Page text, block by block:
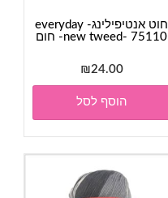
חוט אנטיפילינג- everyday
new tweed- 75110- חום
₪24.00
הוסף לסל